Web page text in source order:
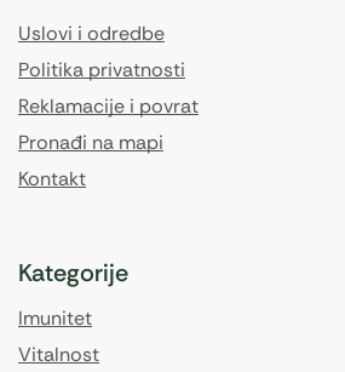
Uslovi i odredbe
Politika privatnosti
Reklamacije i povrat
Pronađi na mapi
Kontakt
Kategorije
Imunitet
Vitalnost